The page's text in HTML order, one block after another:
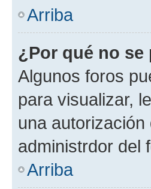
Arriba
¿Por qué no se
Algunos foros
para visualizar,
una
administrdor del
Arriba